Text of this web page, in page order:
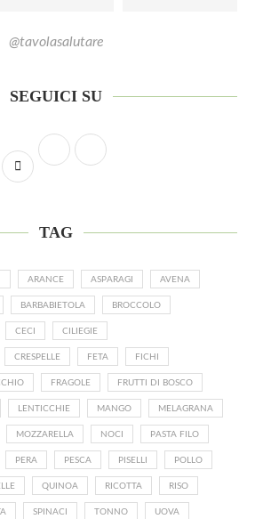
@tavolasalutare
SEGUICI SU
TAG
ARANCE ASPARAGI AVENA
BARBABIETOLA BROCCOLO
CECI CILIEGIE
CRESPELLE FETA FICHI
FRAGOLE FRUTTI DI BOSCO
LENTICCHIE MANGO MELAGRANA
MOZZARELLA NOCI PASTA FILO
PERA PESCA PISELLI POLLO
QUINOA RICOTTA RISO
SPINACI TONNO UOVA